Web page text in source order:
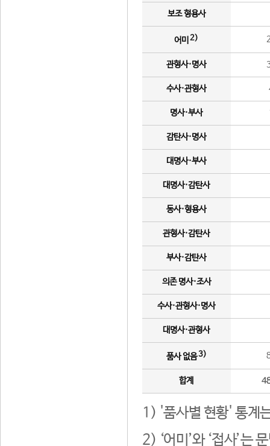
보조 형용사
어미 2)
관형사·명사
수사·관형사
명사·부사
감탄사·명사
대명사·부사
대명사·감탄사
동사·형용사
관형사·감탄사
부사·감탄사
의존 명사·조사
수사·관형사·명사
대명사·관형사
품사 없음3)
합계
1) '품사별 현황' 통계
2) ‘어미’와 ‘접사’는